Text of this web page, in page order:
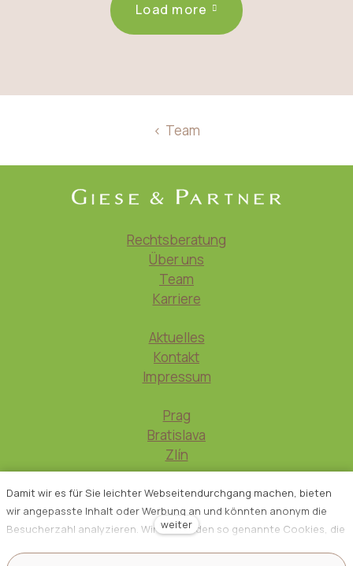
Load more
Team
Rechtsberatung
Über uns
Team
Karriere
Aktuelles
Kontakt
Impressum
Prag
Bratislava
Zlín
Damit wir es für Sie leichter Webseitendurchgang machen, bieten
wir angepasste Inhalt oder Werbung an und könnten anonym die
Besucherzahl analyzieren. Wir verwenden so genannte Cookies, die
weiter